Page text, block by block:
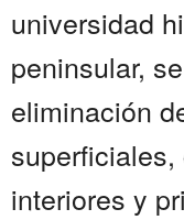
universidad
peninsular,
eliminación
interiores y